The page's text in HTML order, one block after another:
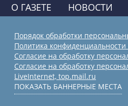
О ГАЗЕТЕ НОВОСТИ
Порядок обработки
Политика
Согласие на обработку
Согласие на обработку
LiveInternet, top.mail.ru
ПОКАЗАТЬ БАННЕРНЫЕ МЕСТА